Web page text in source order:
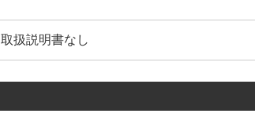
②ボビンの大きさです。
#0 太さ60mm/ 高さ78mm
#1 太さ48mm/ 高さ48mm
取扱説明書なし